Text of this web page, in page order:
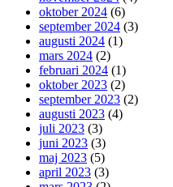
oktober 2024 (6)
september 2024 (3)
augusti 2024 (1)
mars 2024 (2)
februari 2024 (1)
oktober 2023 (2)
september 2023 (2)
augusti 2023 (4)
juli 2023 (3)
juni 2023 (3)
maj 2023 (5)
april 2023 (3)